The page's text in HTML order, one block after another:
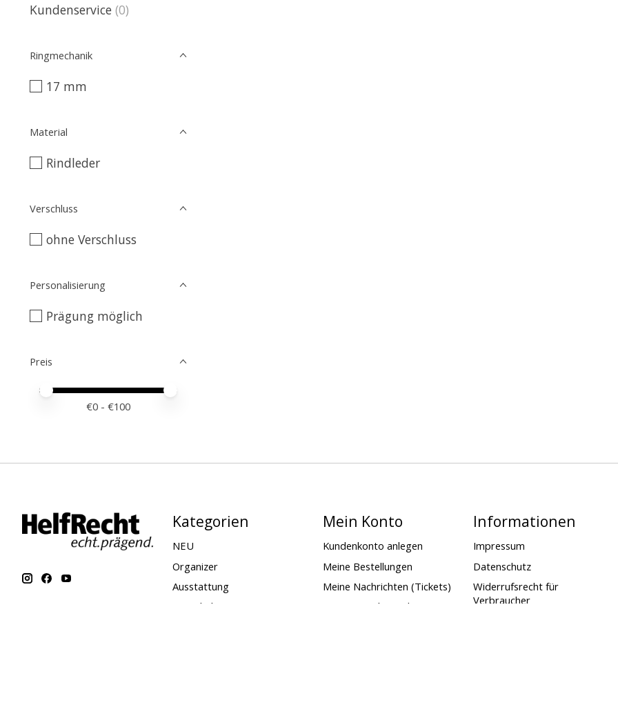
Kundenservice (0)
Ringmechanik
17 mm
Material
Rindleder
Verschluss
ohne Verschluss
Personalisierung
Prägung möglich
Preis
Preis – Mindestwert
Price maximum value
€0 - €100
Kategorien
NEU
Organizer
Ausstattung
Digital planen
Mein Konto
Kundenkonto anlegen
Meine Bestellungen
Meine Nachrichten (Tickets)
Mein Wunschzettel
Informationen
Impressum
Datenschutz
Widerrufsrecht für
Verbraucher